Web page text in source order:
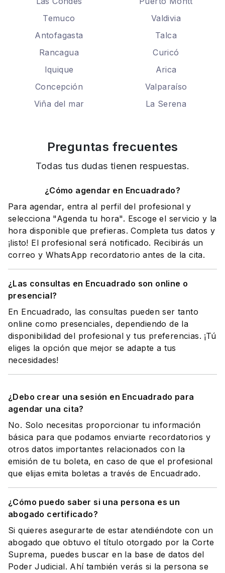
Temuco
Valdivia
Antofagasta
Talca
Rancagua
Curicó
Iquique
Arica
Concepción
Valparaíso
Viña del mar
La Serena
Preguntas frecuentes
Todas tus dudas tienen respuestas.
¿Cómo agendar en Encuadrado?
Para agendar, entra al perfil del profesional y
selecciona "Agenda tu hora". Escoge el servicio y la
hora disponible que prefieras. Completa tus datos y
¡listo! El profesional será notificado. Recibirás un
correo y WhatsApp recordatorio antes de la cita.
¿Las consultas en Encuadrado son online o
presencial?
En Encuadrado, las consultas pueden ser tanto
online como presenciales, dependiendo de la
disponibilidad del profesional y tus preferencias. ¡Tú
eliges la opción que mejor se adapte a tus
necesidades!
¿Debo crear una sesión en Encuadrado para
agendar una cita?
No. Solo necesitas proporcionar tu información
básica para que podamos enviarte recordatorios y
otros datos importantes relacionados con la
emisión de tu boleta, en caso de que el profesional
que elijas emita boletas a través de Encuadrado.
¿Cómo puedo saber si una persona es un
abogado certificado?
Si quieres asegurarte de estar atendiéndote con un
abogado que obtuvo el título otorgado por la Corte
Suprema, puedes buscar en la base de datos del
Poder Judicial. Ahí también verás si la persona se